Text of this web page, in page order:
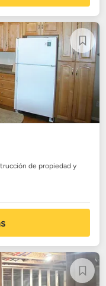
de propiedad y